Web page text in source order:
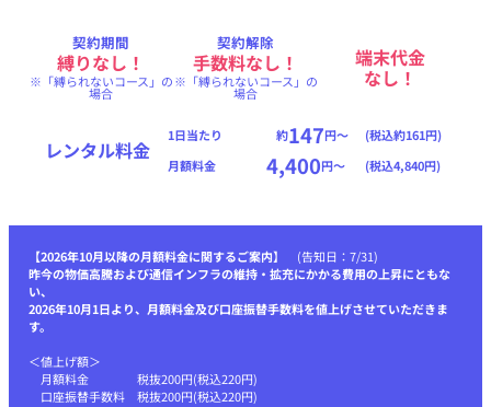
契約期間
縛りなし！
※「縛られないコース」の
場合
契約解除
手数料なし！
※「縛られないコース」の
場合
端末代金
なし！
レンタル料金
1日当たり 約147円〜
(税込約161円)
月額料金
4,400円〜 (税込4,840円)
【2026年10月以降の月額料金に関するご案内】 (告知日：7/31)
昨今の物価高騰および通信インフラの維持・拡充にかかる費用の上昇にともな
い、
2026年10月1日より、月額料金及び口座振替手数料を値上げさせていただきま
す。
＜値上げ額＞
月額料金 税抜200円(税込220円)
口座振替手数料 税抜200円(税込220円)